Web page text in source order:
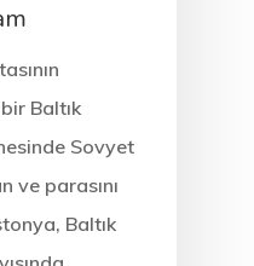
Baltık
Sovyet
ve parasını
Baltık
Vize Programı
EU Temporary
Residence
– Startup Visa
Programs